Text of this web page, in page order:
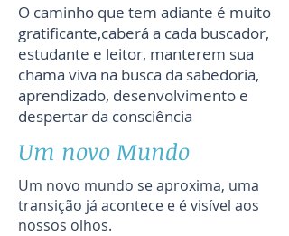
O caminho que tem adiante é muito
gratificante,caberá a cada buscador,
estudante e leitor, manterem sua
chama viva na busca da sabedoria,
aprendizado, desenvolvimento e
despertar da consciência
Um novo Mundo
Um novo mundo se aproxima, uma
transição já acontece e é visível aos
nossos olhos.